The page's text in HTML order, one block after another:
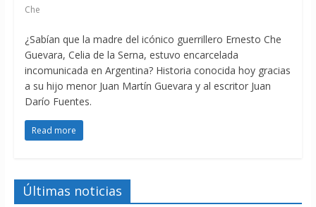
Che
¿Sabían que la madre del icónico guerrillero Ernesto Che
Guevara, Celia de la Serna, estuvo encarcelada
incomunicada en Argentina? Historia conocida hoy gracias
a su hijo menor Juan Martín Guevara y al escritor Juan
Darío Fuentes.
Read more
Últimas noticias